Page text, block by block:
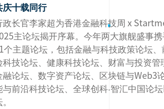
庆十载同行
政长官李家超为香港金融科技周 x
主论坛揭开序幕。今年两大旗舰盛事
个主题论坛，包括金融与科技政策论坛
科技论坛、健康科技论坛、财富与投资管
融论坛、数字资产论坛、区块链与Web3
与前沿科技论坛、全球创科‧智汇中国论